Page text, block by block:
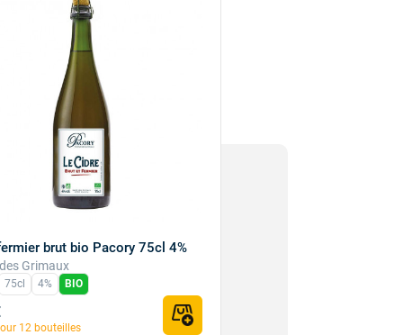
brut bio Pacory 75cl 4%
Grimaux
75cl 4% BIO
12 bouteilles